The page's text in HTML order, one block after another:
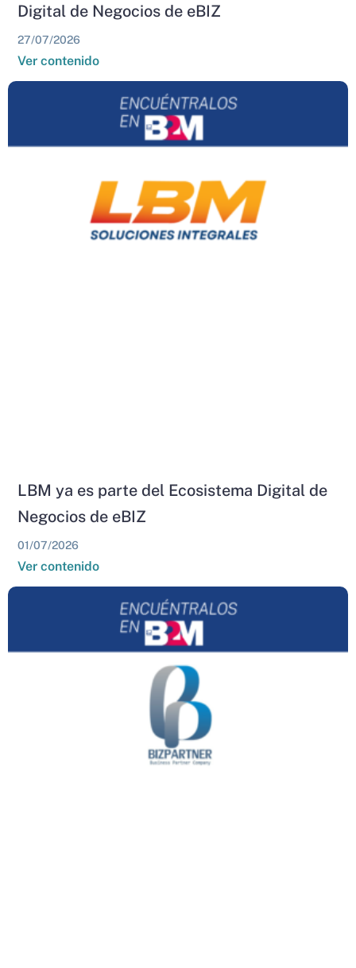
Digital de Negocios de eBIZ
27/07/2026
Ver contenido
LBM ya es parte del Ecosistema Digital de
Negocios de eBIZ
01/07/2026
Ver contenido